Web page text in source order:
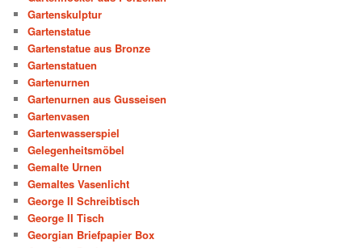
Gartenskulptur
Gartenstatue
Gartenstatue aus Bronze
Gartenstatuen
Gartenurnen
Gartenurnen aus Gusseisen
Gartenvasen
Gartenwasserspiel
Gelegenheitsmöbel
Gemalte Urnen
Gemaltes Vasenlicht
George II Schreibtisch
George II Tisch
Georgian Briefpapier Box